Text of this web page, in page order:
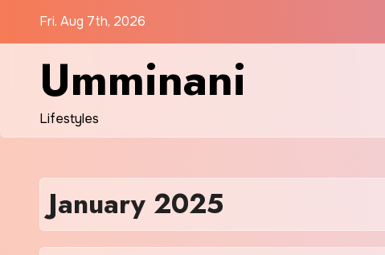
Fri. Aug 7th, 2026
Umminani
Lifestyles
January 2025